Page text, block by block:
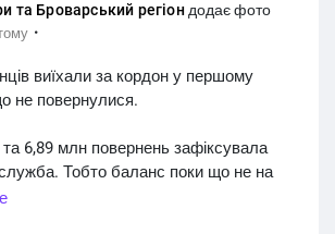
та Броварський регіондодає фото
·
виїхали за кордон у першому
не повернулися.
та 6,89 млн повернень зафіксувала
Тобто баланс поки що не на
- майже такий самий, як і торік.